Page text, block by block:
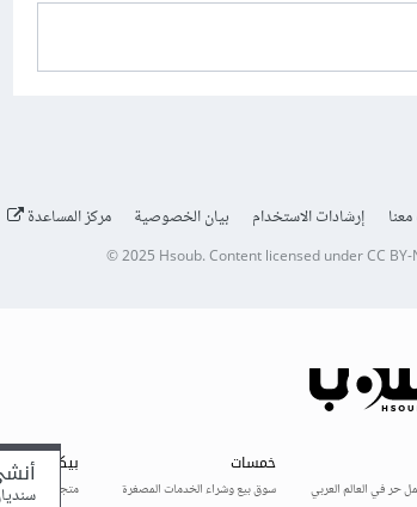
إرشادات الاستخدام بيان الخصوصية مركز المساعدة
© 2025 Hsoub.Content licensed underCC